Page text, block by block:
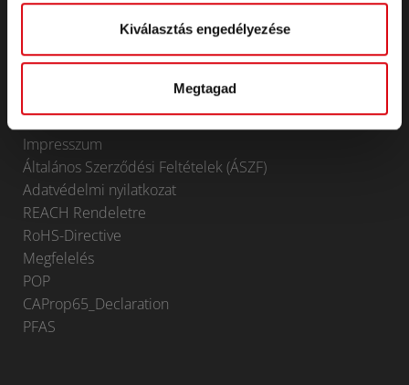
Kiválasztás engedélyezése
Megtagad
Trakciós és helyhez kötött
Alkalmazási területek
Infoservice
Impresszum
Általános Szerződési Feltételek (ÁSZF)
Adatvédelmi nyilatkozat
REACH Rendeletre
RoHS-Directive
Megfelelés
POP
CAProp65_Declaration
PFAS